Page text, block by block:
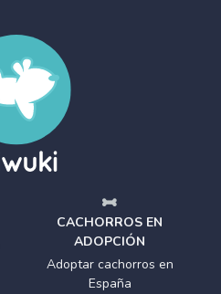
CACHORROS EN
ADOPCIÓN
Adoptar cachorros en
España